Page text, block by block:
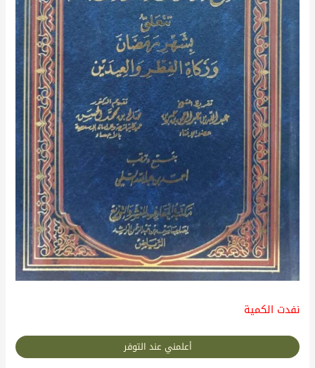
نفدت الكمية
أعلمني عند التوفر